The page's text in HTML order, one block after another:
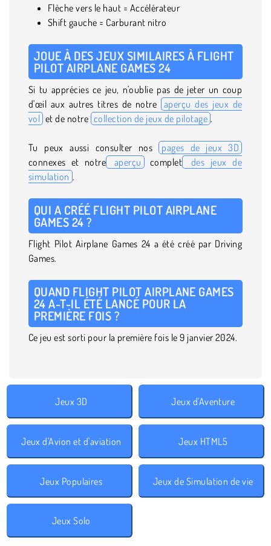
Flèche vers le haut = Accélérateur
Shift gauche = Carburant nitro
JOUE À DES JEUX SIMILAIRES À FLIGHT
PILOT AIRPLANE GAMES 24
Si tu apprécies ce jeu, n'oublie pas de jeter un coup
d'œil aux autres titres de notre aperçu des jeux de
vol et de notre collection de jeux de pilotage .
Tu peux aussi consulter nos pages de jeux 3D
connexes et notre
aperçu complet
des jeux de
simulation .
QUI A CRÉÉ FLIGHT PILOT AIRPLANE
GAMES 24 ?
Flight Pilot Airplane Games 24 a été créé par Driving
Games.
QUAND FLIGHT PILOT AIRPLANE GAMES
24 A-T-IL ÉTÉ LANCÉ POUR LA
PREMIÈRE FOIS ?
Ce jeu est sorti pour la première fois le 9 janvier 2024.
Jeux 3D Jeux d'Aventure
Jeux d'Avion et d'aviation Jeux HTML5
Jeux Populaires Jeux de Simulation de vie
Jeux Solo